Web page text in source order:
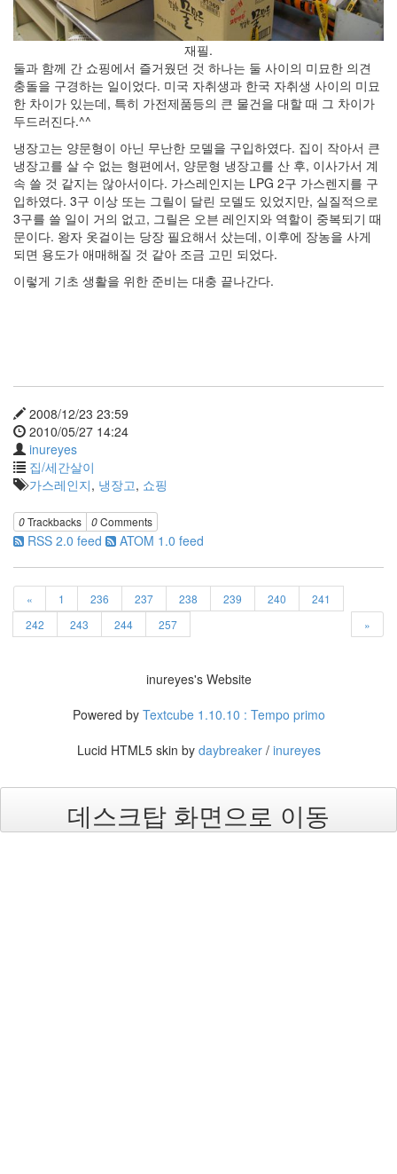
재필.
둘과 함께 간 쇼핑에서 즐거웠던 것 하나는 둘 사이의 미묘한 의견
충돌을 구경하는 일이었다. 미국 자취생과 한국 자취생 사이의 미묘
한 차이가 있는데, 특히 가전제품등의 큰 물건을 대할 때 그 차이가
두드러진다.^^
냉장고는 양문형이 아닌 무난한 모델을 구입하였다. 집이 작아서 큰
냉장고를 살 수 없는 형편에서, 양문형 냉장고를 산 후, 이사가서 계
속 쓸 것 같지는 않아서이다. 가스레인지는 LPG 2구 가스렌지를 구
입하였다. 3구 이상 또는 그릴이 달린 모델도 있었지만, 실질적으로
3구를 쓸 일이 거의 없고, 그릴은 오븐 레인지와 역할이 중복되기 때
문이다. 왕자 옷걸이는 당장 필요해서 샀는데, 이후에 장농을 사게
되면 용도가 애매해질 것 같아 조금 고민 되었다.
이렇게 기초 생활을 위한 준비는 대충 끝나간다.
2008/12/23 23:59
2010/05/27 14:24
inureyes
집/세간살이
가스레인지, 냉장고, 쇼핑
0Trackbacks 0Comments
RSS 2.0 feed ATOM 1.0 feed
« 1 236 237 238 239 240
241
242
243 244 257 »
결
혼
식
2009
일:
다.
Notices
초
합
니
By
inureyes
Find!
inureyes's Website
Powered by Textcube 1.10.10 : Tempo primo
Lucid HTML5 skin by daybreaker/ inureyes
데스크탑 화면으로 이동